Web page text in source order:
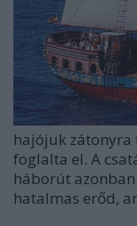
hajójuk
foglalta el. A
háborút
hatalmas erőd,